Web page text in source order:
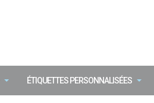
ÉTIQUETTES PERSONNALISÉES